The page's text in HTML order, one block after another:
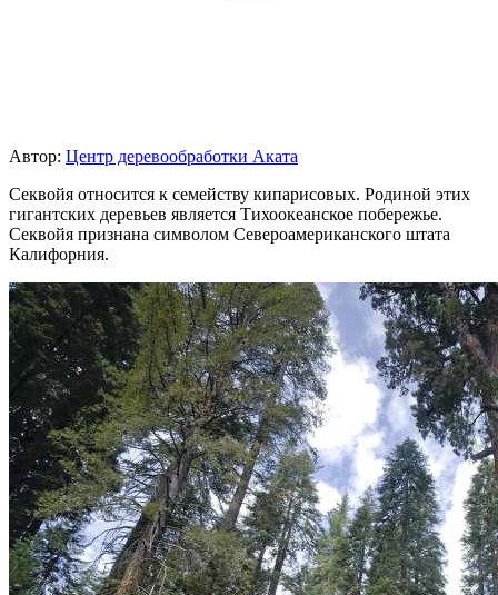
Автор: Центр деревообработки Аката
Секвойя относится к семейству кипарисовых. Родиной этих
гигантских деревьев является Тихоокеанское побережье.
Секвойя признана символом Североамериканского штата
Калифорния.